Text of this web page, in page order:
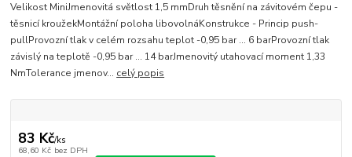
Velikost MiniJmenovitá světlost 1,5 mmDruh těsnění na závitovém čepu -
těsnicí kroužekMontážní poloha libovolnáKonstrukce - Princip push-
pullProvozní tlak v celém rozsahu teplot -0,95 bar ... 6 barProvozní tlak
závislý na teplotě -0,95 bar ... 14 barJmenovitý utahovací moment 1,33
NmTolerance jmenov... celý popis
83 Kč/ks
68,60 Kč bez DPH